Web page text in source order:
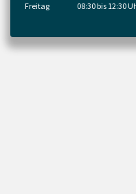
Freitag
08:30 bis 12:30